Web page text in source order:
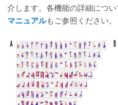
介します。各機能の詳細につい
マニュアルもご参照ください。